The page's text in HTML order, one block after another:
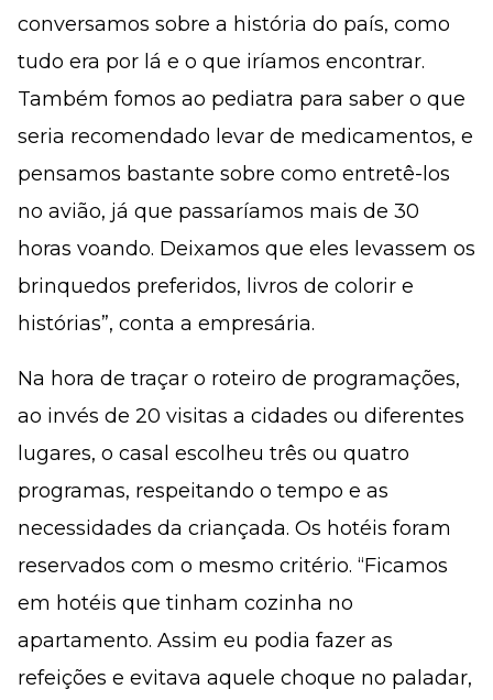
conversamos sobre a história do país, como
tudo era por lá e o que iríamos encontrar.
Também fomos ao pediatra para saber o que
seria recomendado levar de medicamentos, e
pensamos bastante sobre como entretê-los
no avião, já que passaríamos mais de 30
horas voando. Deixamos que eles levassem os
brinquedos preferidos, livros de colorir e
histórias”, conta a empresária.
Na hora de traçar o roteiro de programações,
ao invés de 20 visitas a cidades ou diferentes
lugares, o casal escolheu três ou quatro
programas, respeitando o tempo e as
necessidades da criançada. Os hotéis foram
reservados com o mesmo critério. “Ficamos
em hotéis que tinham cozinha no
apartamento. Assim eu podia fazer as
refeições e evitava aquele choque no paladar,